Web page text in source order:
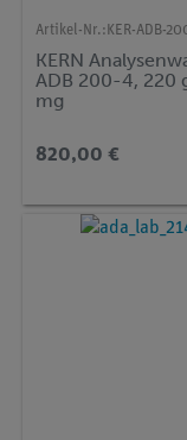
Artikel-Nr.: KER-ADB-
KERN
ADB 200-4, 220
mg
820,00 €